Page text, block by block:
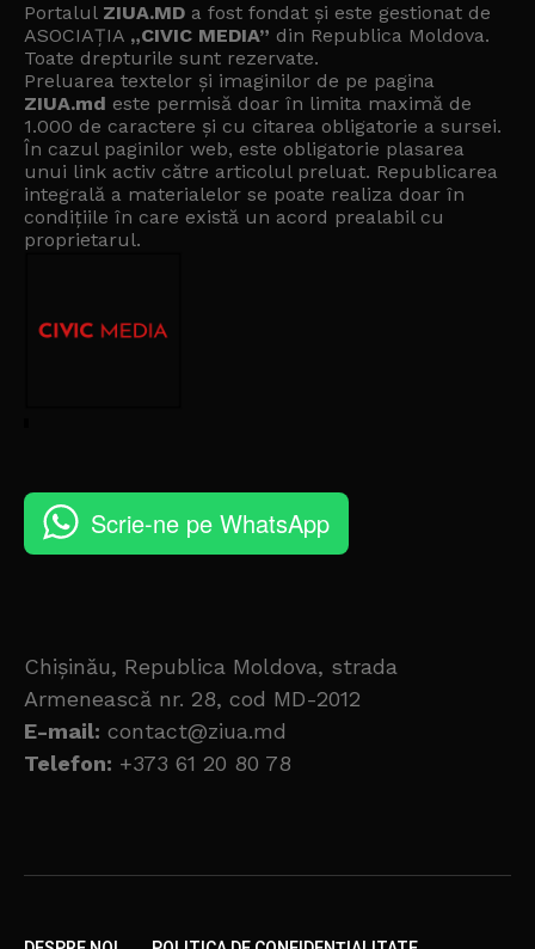
Portalul ZIUA.MD a fost fondat și este gestionat de
ASOCIAȚIA „CIVIC MEDIA” din Republica Moldova.
Toate drepturile sunt rezervate.
Preluarea textelor și imaginilor de pe pagina
ZIUA.md este permisă doar în limita maximă de
1.000 de caractere și cu citarea obligatorie a sursei.
În cazul paginilor web, este obligatorie plasarea
unui link activ către articolul preluat. Republicarea
integrală a materialelor se poate realiza doar în
condițiile în care există un acord prealabil cu
proprietarul.
Scrie-ne pe WhatsApp
Chișinău, Republica Moldova, strada
Armenească nr. 28, cod MD-2012
E-mail: contact@ziua.md
Telefon: +373 61 20 80 78